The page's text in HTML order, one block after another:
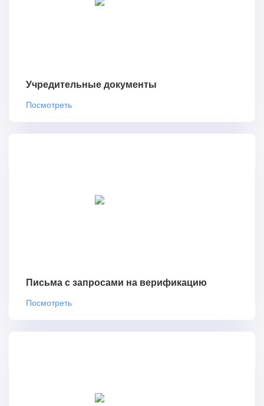
Учредительные документы
Посмотреть
Письма с запросами на верификацию
Посмотреть